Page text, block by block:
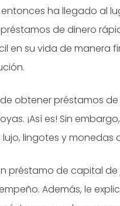
ha llegado al
de dinero
en su vida de manera
obtener préstamos
¡Así es! Sin
lingotes y monedas
préstamo de capital
Además, le